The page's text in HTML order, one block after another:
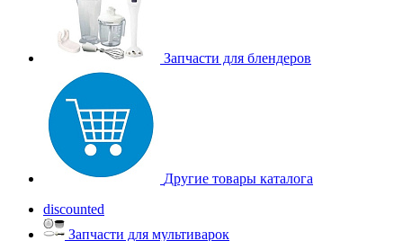
Запчасти для блендеров
Другие товары каталога
discounted
Запчасти для мультиварок